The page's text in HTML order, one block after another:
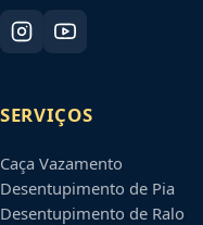
SERVIÇOS
Caça Vazamento
Desentupimento de Pia
Desentupimento de Ralo